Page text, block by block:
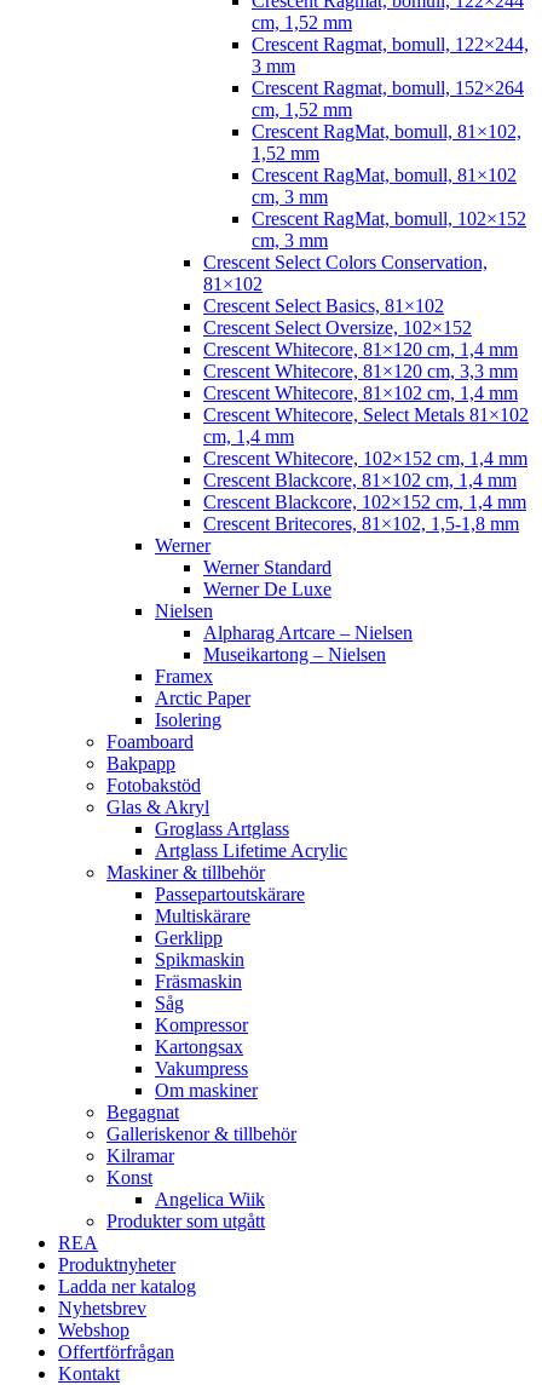
cm, 1,52 mm
Crescent Ragmat, bomull, 122×244,
3 mm
Crescent Ragmat, bomull, 152×264
cm, 1,52 mm
Crescent RagMat, bomull, 81×102,
1,52 mm
Crescent RagMat, bomull, 81×102
cm, 3 mm
Crescent RagMat, bomull, 102×152
cm, 3 mm
Crescent Select Colors Conservation,
81×102
Crescent Select Basics, 81×102
Crescent Select Oversize, 102×152
Crescent Whitecore, 81×120 cm, 1,4 mm
Crescent Whitecore, 81×120 cm, 3,3 mm
Crescent Whitecore, 81×102 cm, 1,4 mm
Crescent Whitecore, Select Metals 81×102
cm, 1,4 mm
Crescent Whitecore, 102×152 cm, 1,4 mm
Crescent Blackcore, 81×102 cm, 1,4 mm
Crescent Blackcore, 102×152 cm, 1,4 mm
Crescent Britecores, 81×102, 1,5-1,8 mm
Werner
Werner Standard
Werner De Luxe
Nielsen
Alpharag Artcare – Nielsen
Museikartong – Nielsen
Framex
Arctic Paper
Isolering
Foamboard
Bakpapp
Fotobakstöd
Glas & Akryl
Groglass Artglass
Artglass Lifetime Acrylic
Maskiner & tillbehör
Passepartoutskärare
Multiskärare
Gerklipp
Spikmaskin
Fräsmaskin
Såg
Kompressor
Kartongsax
Vakumpress
Om maskiner
Begagnat
Galleriskenor & tillbehör
Kilramar
Konst
Angelica Wiik
Produkter som utgått
REA
Produktnyheter
Ladda ner katalog
Nyhetsbrev
Webshop
Offertförfrågan
Kontakt